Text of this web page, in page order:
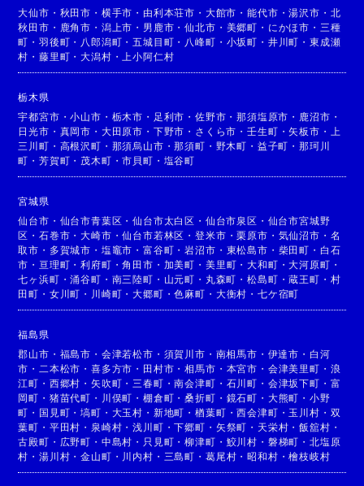
大仙市 ・ 秋田市 ・ 横手市 ・ 由利本荘市 ・ 大館市 ・能代市 ・湯沢市 ・ 北
秋田市 ・ 鹿角市 ・ 潟上市 ・ 男鹿市 ・仙北市 ・ 美郷町 ・ にかほ市 ・ 三種
町 ・羽後町 ・ 八郎潟町 ・五城目町 ・ 八峰町 ・ 小坂町 ・ 井川町 ・ 東成瀬
村 ・藤里町 ・大潟村 ・ 上小阿仁村
栃木県
宇都宮市 ・小山市 ・ 栃木市 ・ 足利市 ・佐野市 ・那須塩原市 ・ 鹿沼市 ・
日光市 ・ 真岡市 ・ 大田原市 ・ 下野市 ・ さくら市 ・壬生町 ・矢板市 ・
上
三川町 ・ 高根沢町 ・ 那須烏山市 ・那須町 ・ 野木町 ・ 益子町 ・那珂川
町 ・芳賀町 ・ 茂木町 ・市貝町 ・ 塩谷町
宮城県
仙台市 ・ 仙台市青葉区 ・仙台市太白区 ・ 仙台市泉区 ・ 仙台市宮城野
区 ・石巻市 ・大崎市 ・仙台市若林区 ・登米市 ・栗原市 ・ 気仙沼市 ・ 名
取市 ・ 多賀城市 ・ 塩竈市 ・富谷町 ・岩沼市 ・ 東松島市 ・ 柴田町 ・ 白石
市 ・ 亘理町 ・利府町 ・角田市 ・ 加美町 ・ 美里町 ・大和町 ・大河原町 ・
七ヶ浜町 ・涌谷町 ・ 南三陸町 ・ 山元町 ・ 丸森町 ・松島町 ・蔵王町 ・ 村
田町 ・ 女川町 ・ 川崎町 ・大郷町 ・色麻町 ・ 大衡村 ・ 七ケ宿町
福島県
郡山市 ・ 福島市 ・ 会津若松市 ・ 須賀川市 ・ 南相馬市 ・ 伊達市 ・ 白河
市 ・ 二本松市 ・喜多方市 ・ 田村市 ・相馬市 ・ 本宮市 ・ 会津美里町 ・ 浪
江町 ・ 西郷村 ・矢吹町 ・ 三春町 ・南会津町 ・ 石川町 ・ 会津坂下町 ・ 富
岡町 ・ 猪苗代町 ・ 川俣町 ・棚倉町 ・桑折町 ・ 鏡石町 ・ 大熊町 ・ 小野
町 ・ 国見町 ・塙町 ・ 大玉村 ・ 新地町 ・楢葉町 ・西会津町 ・ 玉川村 ・ 双
葉町 ・ 平田村 ・ 泉崎村 ・浅川町 ・下郷町 ・ 矢祭町 ・ 天栄村 ・飯舘村 ・
古殿町 ・ 広野町 ・ 中島村 ・ 只見町 ・柳津町 ・ 鮫川村 ・ 磐梯町 ・ 北塩原
村 ・湯川村 ・金山町 ・ 川内村 ・ 三島町 ・ 葛尾村 ・昭和村 ・檜枝岐村